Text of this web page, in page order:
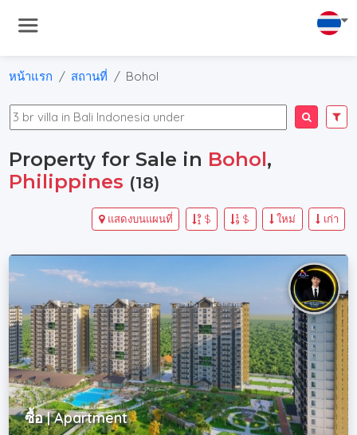
หน้าแรก สถานที่ Bohol
Property for Sale in Bohol,
Philippines (18)
เก่า
ใหม่
$
$
แสดงบนแผนที่
ซื้อ | Apartment